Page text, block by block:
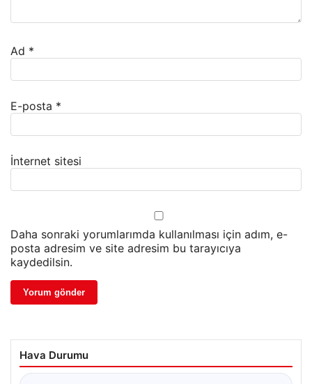
Ad *
E-posta *
İnternet sitesi
Daha sonraki yorumlarımda kullanılması için adım, e-
posta adresim ve site adresim bu tarayıcıya
kaydedilsin.
Hava Durumu